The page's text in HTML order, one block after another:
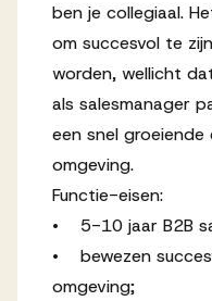
ben je collegiaal.
om succesvol te
worden, wellicht
als salesmanager
een snel groeiende
omgeving.
Functie-eisen:
• 5-10 jaar B2B
• bewezen
omgeving;